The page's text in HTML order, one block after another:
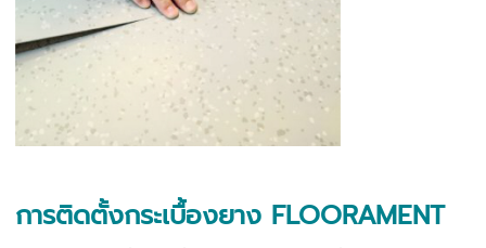
การติดตั้งกระเบื้องยาง FLOORAMENT